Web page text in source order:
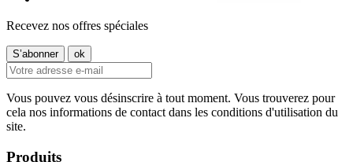
Recevez nos offres spéciales
Vous pouvez vous désinscrire à tout moment. Vous trouverez pour
cela nos informations de contact dans les conditions d'utilisation du
site.
Produits